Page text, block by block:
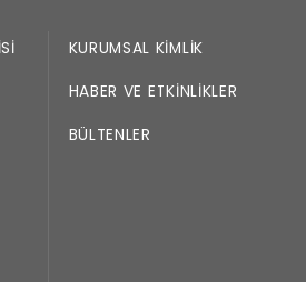
KURUMSAL KIMLIK
HABER VE ETKINLIKLER
BÜLTENLER